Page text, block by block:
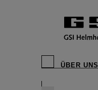
ÜBER UNS